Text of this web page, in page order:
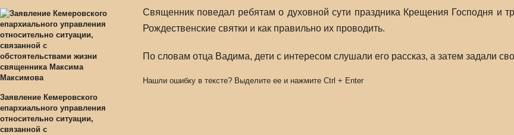
Заявление Кемеровского
епархиального управления
относительно ситуации,
связанной с
Священник поведал ребятам о духовной сути праздника Крещения Господня и
Рождественские святки и как правильно их проводить.
По словам отца Вадима, дети с интересом слушали его рассказ, а затем задали
Нашли ошибку в тексте? Выделите ее и нажмите Ctrl + Enter